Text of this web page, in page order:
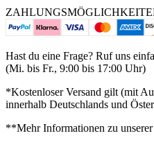
Hast du eine Frage? Ruf uns
(Mi. bis Fr., 9:00 bis 17:00 Uhr)
*Kostenloser Versand gilt (mit
innerhalb Deutschlands und
**Mehr Informationen zu